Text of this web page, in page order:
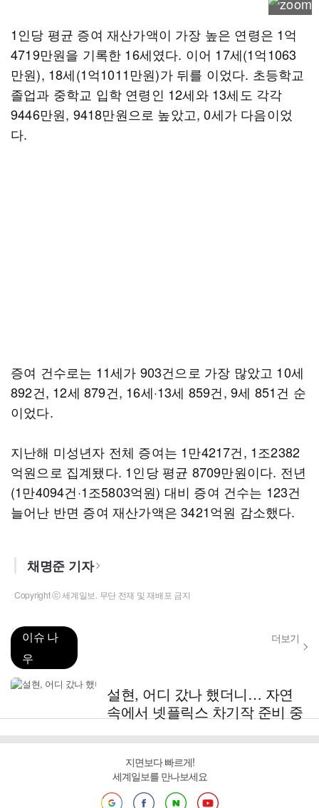
1인당 평균 증여 재산가액이 가장 높은 연령은 1억
4719만원을 기록한 16세였다. 이어 17세(1억1063
만원), 18세(1억1011만원)가 뒤를 이었다. 초등학교
졸업과 중학교 입학 연령인 12세와 13세도 각각
9446만원, 9418만원으로 높았고, 0세가 다음이었
다.
증여 건수로는 11세가 903건으로 가장 많았고 10세
892건, 12세 879건, 16세·13세 859건, 9세 851건 순
이었다.
지난해 미성년자 전체 증여는 1만4217건, 1조2382
억원으로 집계됐다. 1인당 평균 8709만원이다. 전년
(1만4094건·1조5803억원) 대비 증여 건수는 123건
늘어난 반면 증여 재산가액은 3421억원 감소했다.
채명준 기자
Copyright ⓒ 세계일보. 무단 전재 및 재배포 금지
이슈 나
우
더보기
설현, 어디 갔나 했더니… 자연
속에서 넷플릭스 차기작 준비 중
지면보다 빠르게!
세계일보를 만나보세요